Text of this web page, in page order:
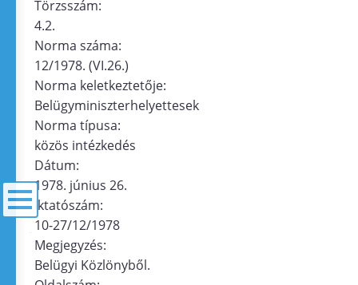
Törzsszám:
4.2.
Norma száma:
12/1978. (VI.26.)
Norma keletkeztetője:
Belügyminiszterhelyettesek
Norma típusa:
közös intézkedés
Dátum:
1978. június 26.
Iktatószám:
10-27/12/1978
Megjegyzés:
Belügyi Közlönyből.